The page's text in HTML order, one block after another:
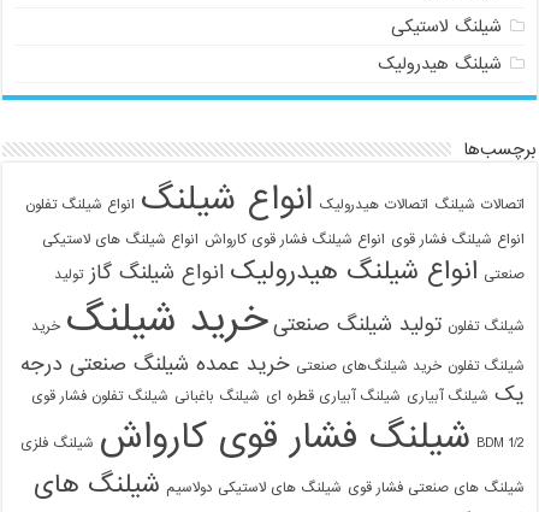
شیلنگ لاستیکی
شیلنگ هیدرولیک
برچسب‌ها
اتصالات شیلنگ اتصالات هیدرولیک انواع شیلنگ انواع شیلنگ تفلون
انواع شیلنگ فشار قوی انواع شیلنگ فشار قوی کارواش انواع شیلنگ های لاستیکی
صنعتی انواع شیلنگ هیدرولیک انواع شیلنگ گاز تولید
شیلنگ تفلون تولید شیلنگ صنعتی خرید شیلنگ خرید
شیلنگ تفلون خرید شیلنگ‌های صنعتی خرید عمده شیلنگ صنعتی درجه
یک شیلنگ آبیاری شیلنگ آبیاری قطره ای شیلنگ باغبانی شیلنگ تفلون فشار قوی
1/2 BDM شیلنگ فشار قوی کارواش شیلنگ فلزی
شیلنگ های صنعتی فشار قوی شیلنگ های لاستیکی دولاسیم شیلنگ های